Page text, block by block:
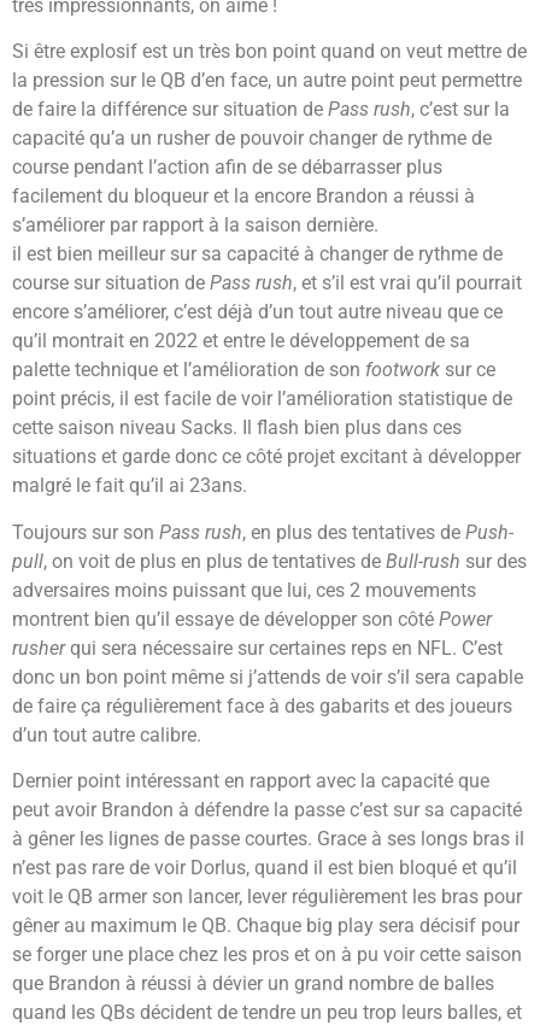
très impressionnants, on aime !
Si être explosif est un très bon point quand on veut mettre de
la pression sur le QB d’en face, un autre point peut permettre
de faire la différence sur situation de Pass rush, c’est sur la
capacité qu’a un rusher de pouvoir changer de rythme de
course pendant l’action afin de se débarrasser plus
facilement du bloqueur et la encore Brandon a réussi à
s’améliorer par rapport à la saison dernière.
il est bien meilleur sur sa capacité à changer de rythme de
course sur situation de Pass rush, et s’il est vrai qu’il pourrait
encore s’améliorer, c’est déjà d’un tout autre niveau que ce
qu’il montrait en 2022 et entre le développement de sa
palette technique et l’amélioration de son footwork sur ce
point précis, il est facile de voir l’amélioration statistique de
cette saison niveau Sacks. Il flash bien plus dans ces
situations et garde donc ce côté projet excitant à développer
malgré le fait qu’il ai 23ans.
Toujours sur son Pass rush, en plus des tentatives de Push-
pull, on voit de plus en plus de tentatives de Bull-rush sur des
adversaires moins puissant que lui, ces 2 mouvements
montrent bien qu’il essaye de développer son côté Power
rusherqui sera nécessaire sur certaines reps en NFL. C’est
donc un bon point même si j’attends de voir s’il sera capable
de faire ça régulièrement face à des gabarits et des joueurs
d’un tout autre calibre.
Dernier point intéressant en rapport avec la capacité que
peut avoir Brandon à défendre la passe c’est sur sa capacité
à gêner les lignes de passe courtes. Grace à ses longs bras il
n’est pas rare de voir Dorlus, quand il est bien bloqué et qu’il
voit le QB armer son lancer, lever régulièrement les bras pour
gêner au maximum le QB. Chaque big play sera décisif pour
se forger une place chez les pros et on à pu voir cette saison
que Brandon à réussi à dévier un grand nombre de balles
quand les QBs décident de tendre un peu trop leurs balles, et